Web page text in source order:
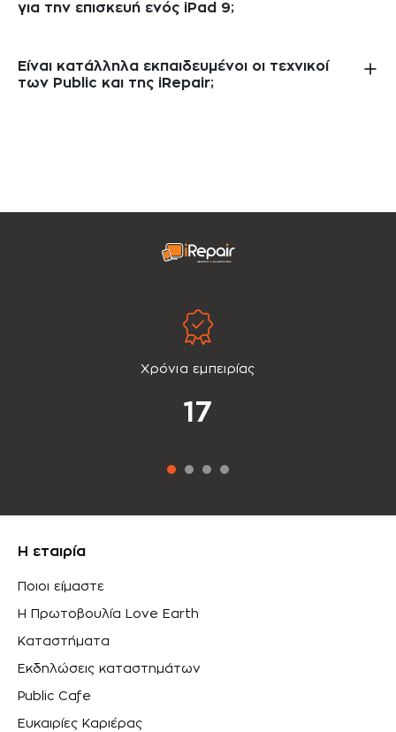
για την επισκευή ενός iPad 9;
Είναι κατάλληλα εκπαιδευμένοι οι τεχνικοί
των Public και της iRepair;
Χρόνια εμπειρίας
17
Η εταιρία
Ποιοι είμαστε
Η Πρωτοβουλία Love Earth
Καταστήματα
Εκδηλώσεις καταστημάτων
Public Cafe
Ευκαιρίες Καριέρας